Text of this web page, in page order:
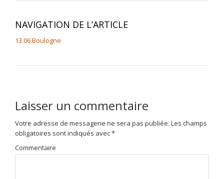
NAVIGATION DE L’ARTICLE
13.06 Boulogne
Laisser un commentaire
Votre adresse de messagerie ne sera pas publiée. Les champs
obligatoires sont indiqués avec*
Commentaire